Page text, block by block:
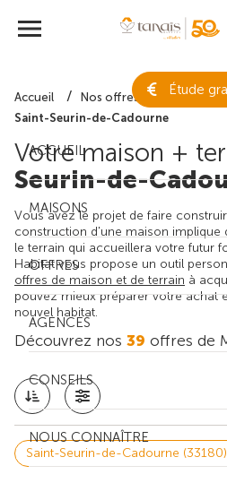
Étude
ACCUEIL
MAISONS
OFFRES
AGENCES
CONSEILS
NOUS CONNAÎTRE
Accueil Nos offres de maison +
Saint-Seurin-de-Cadourne
Votre maison +
Seurin-de-
Vous avez le projet de faire
construction d'une maison implique
le terrain qui accueillera votre futur
Habitat vous propose un outil
offres de maison et de terrain à
pouvez mieux préparer votre achat
nouvel habitat.
Découvrez nos 39 offres de
Saint-Seurin-de-Cadourne (33180)